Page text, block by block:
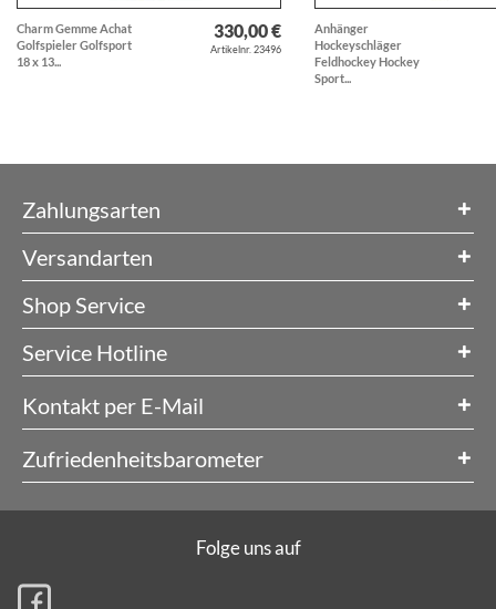
Charm Gemme Achat
Golfspieler Golfsport
18 x 13...
330,00 €
Artikelnr. 23496
Anhänger
Hockeyschläger
Feldhockey Hockey
Sport...
Zahlungsarten
Versandarten
Shop Service
Service Hotline
Kontakt per E-Mail
Zufriedenheitsbarometer
Folge uns auf